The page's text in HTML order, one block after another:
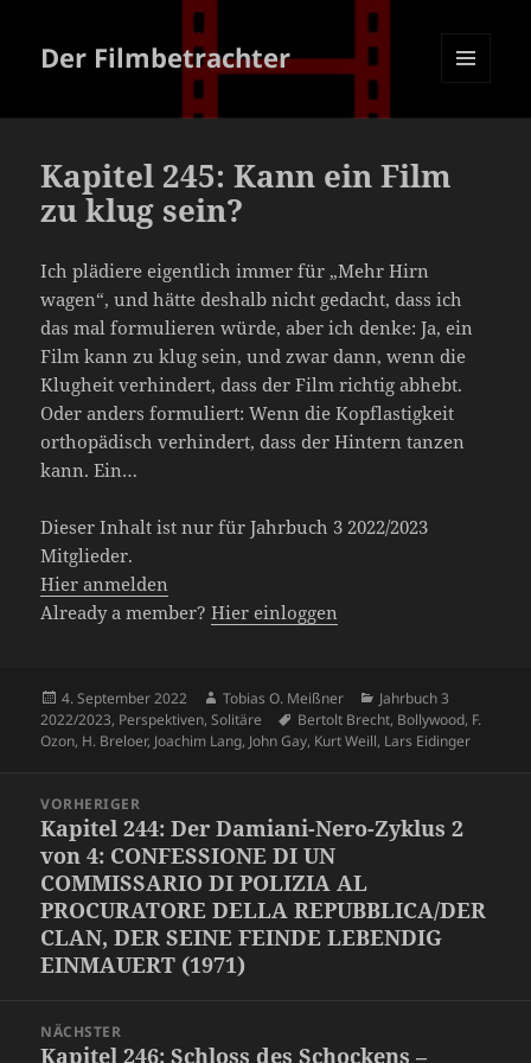
Der Filmbetrachter
Kapitel 245: Kann ein Film
zu klug sein?
Ich plädiere eigentlich immer für „Mehr Hirn
wagen“, und hätte deshalb nicht gedacht, dass ich
das mal formulieren würde, aber ich denke: Ja, ein
Film kann zu klug sein, und zwar dann, wenn die
Klugheit verhindert, dass der Film richtig abhebt.
Oder anders formuliert: Wenn die Kopflastigkeit
orthopädisch verhindert, dass der Hintern tanzen
kann. Ein…
Dieser Inhalt ist nur für Jahrbuch 3 2022/2023
Mitglieder.
Hier anmelden
Already a member?Hier einloggen
Veröffentlicht
am
4. September 2022 Autor
Tobias O. Meißner Kategorien
Jahrbuch 3
2022/2023, Perspektiven,Solitäre Schlagwörter
Bertolt Brecht, Bollywood, F.
Ozon, H. Breloer, Joachim Lang, John Gay, Kurt Weill, Lars Eidinger
VORHERIGER
Vorheriger
Beitrag:
Kapitel 244: Der Damiani-Nero-Zyklus 2
von 4: CONFESSIONE DI UN
COMMISSARIO DI POLIZIA AL
PROCURATORE DELLA REPUBBLICA/DER
CLAN, DER SEINE FEINDE LEBENDIG
EINMAUERT (1971)
NÄCHSTER
Nächster
Kapitel 246: Schloss des Schockens –